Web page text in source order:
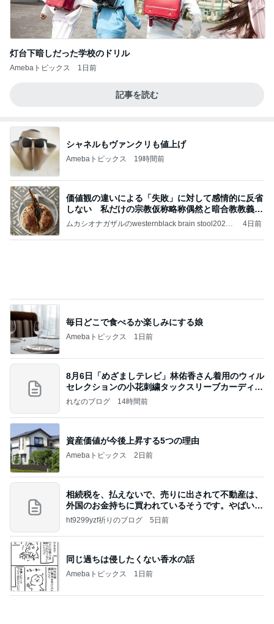
灯台下暗しだった学校のドリル
Amebaトピックス 1日前
記事を読む
シャネルもヴァンクリも値上げ
Amebaトピックス 19時間前
価値観の違いによる「失敗」に対して感情的に反省
しない 私だけの宗教仮称略称偶然と暗合教教義候
補
ムカシオナガザルのwesternblack brain stool2024
ガザル
4日前
8月6日「めざましテレビ」林佑香さん着用のウィル
セレクションの小花刺繍タックスリーブカーディガ
ン
れなのブログ 14時間前
資産価値が今後上昇する5つの理由
相続税を、払えないで、売りに出されて不動産は、
外国のお金持ちに買われているそうです。やばいで
すよ
ht9299yzf祈りのブログ 5日前
同じ過ちは侵したくない香水の話
ポッキー以来の・・・初ビーナス♪
ＳＲ♡ＬＯＶＥＲの・・・キックでＧＯ♪